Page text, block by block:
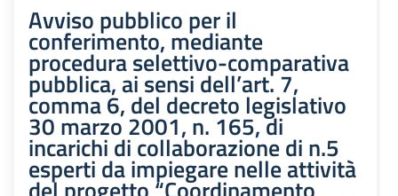
Avviso pubblico per il
conferimento, mediante
procedura selettivo-comparativa
pubblica, ai sensi dell’art. 7,
comma 6, del decreto legislativo
30 marzo 2001, n. 165, di
incarichi di collaborazione di n.5
esperti da impiegare nelle attività